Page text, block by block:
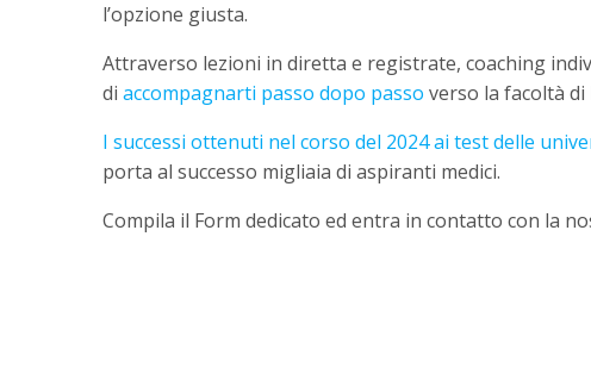
l’opzione giusta.
Attraverso lezioni in diretta e registrate, coaching
di accompagnarti passo dopo passo verso la facoltà di
I successi ottenuti nel corso del 2024 ai test delle
porta al successo migliaia di aspiranti medici.
Compila il Form dedicato ed entra in contatto con la